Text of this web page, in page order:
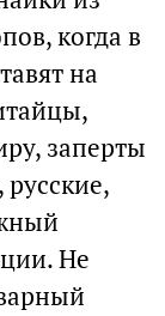
когда в
на
заперты
Не